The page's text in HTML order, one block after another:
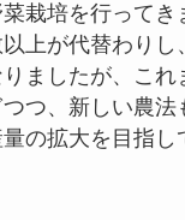
栽培を行ってき
上が代替わりし
ましたが、これ
つ、新しい農法
の拡大を目指し